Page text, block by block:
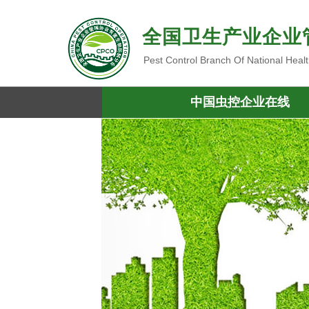
全国卫生产业企
Pest Control Branch Of National
中国虫控企业在线